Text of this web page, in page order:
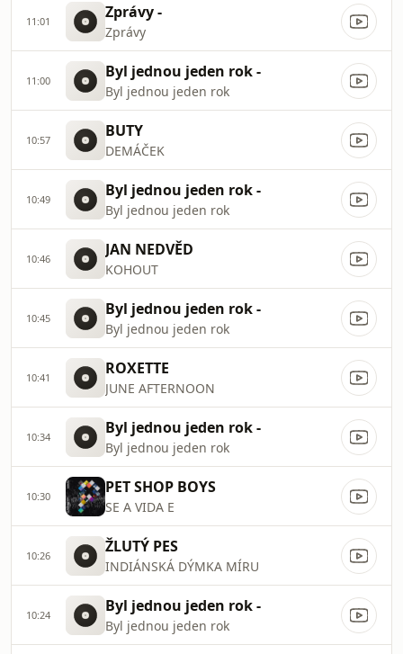
11:01 Zprávy -
Zprávy
11:00 Byl jednou jeden rok -
Byl jednou jeden rok
10:57 BUTY
DEMÁČEK
10:49 Byl jednou jeden rok -
Byl jednou jeden rok
10:46 JAN NEDVĚD
KOHOUT
10:45 Byl jednou jeden rok -
Byl jednou jeden rok
10:41 ROXETTE
JUNE AFTERNOON
10:34 Byl jednou jeden rok -
Byl jednou jeden rok
10:30 PET SHOP BOYS
SE A VIDA E
10:26 ŽLUTÝ PES
INDIÁNSKÁ DÝMKA MÍRU
10:24 Byl jednou jeden rok -
Byl jednou jeden rok